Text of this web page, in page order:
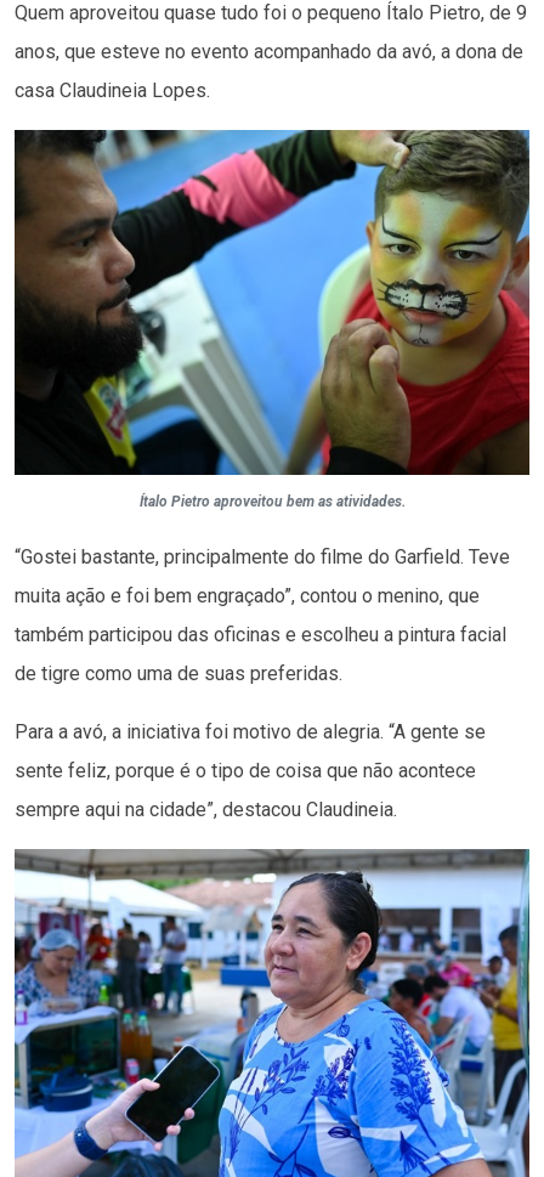
Quem aproveitou quase tudo foi o pequeno Ítalo Pietro, de 9
anos, que esteve no evento acompanhado da avó, a dona de
casa Claudineia Lopes.
Ítalo Pietro aproveitou bem as atividades.
“Gostei bastante, principalmente do filme do Garfield. Teve
muita ação e foi bem engraçado”, contou o menino, que
também participou das oficinas e escolheu a pintura facial
de tigre como uma de suas preferidas.
Para a avó, a iniciativa foi motivo de alegria. “A gente se
sente feliz, porque é o tipo de coisa que não acontece
sempre aqui na cidade”, destacou Claudineia.